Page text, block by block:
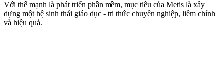
Với thế mạnh là phát triển phần mềm, mục tiêu của Metis là xây
dựng một hệ sinh thái giáo dục - tri thức chuyên nghiệp, liêm chính
và hiệu quả.